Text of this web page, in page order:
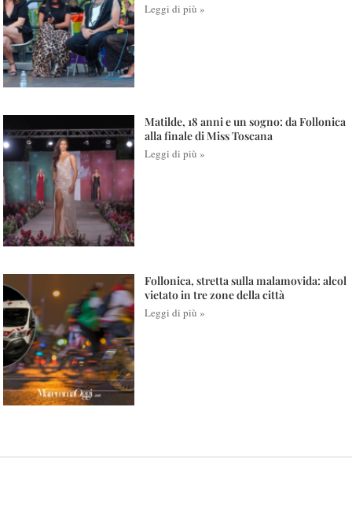
Leggi di più »
Matilde, 18 anni e un sogno: da Follonica
alla finale di Miss Toscana
Leggi di più »
Follonica, stretta sulla malamovida: alcol
vietato in tre zone della città
Leggi di più »